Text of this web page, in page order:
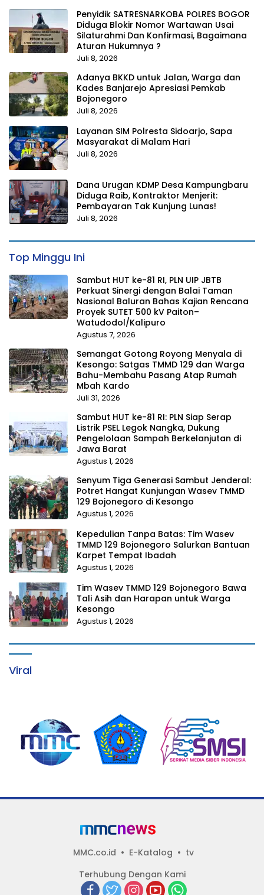
Penyidik SATRESNARKOBA POLRES BOGOR
Diduga Blokir Nomor Wartawan Usai
Silaturahmi Dan Konfirmasi, Bagaimana
Aturan Hukumnya ?
Juli 8, 2026
Adanya BKKD untuk Jalan, Warga dan
Kades Banjarejo Apresiasi Pemkab
Bojonegoro
Juli 8, 2026
Layanan SIM Polresta Sidoarjo, Sapa
Masyarakat di Malam Hari
Juli 8, 2026
Dana Urugan KDMP Desa Kampungbaru
Diduga Raib, Kontraktor Menjerit:
Pembayaran Tak Kunjung Lunas!
Juli 8, 2026
Top Minggu Ini
Sambut HUT ke-81 RI, PLN UIP JBTB
Perkuat Sinergi dengan Balai Taman
Nasional Baluran Bahas Kajian Rencana
Proyek SUTET 500 kV Paiton–
Watudodol/Kalipuro
Agustus 7, 2026
Semangat Gotong Royong Menyala di
Kesongo: Satgas TMMD 129 dan Warga
Bahu-Membahu Pasang Atap Rumah
Mbah Kardo
Juli 31, 2026
Sambut HUT ke-81 RI: PLN Siap Serap
Listrik PSEL Legok Nangka, Dukung
Pengelolaan Sampah Berkelanjutan di
Jawa Barat
Agustus 1, 2026
Senyum Tiga Generasi Sambut Jenderal:
Potret Hangat Kunjungan Wasev TMMD
129 Bojonegoro di Kesongo
Agustus 1, 2026
Kepedulian Tanpa Batas: Tim Wasev
TMMD 129 Bojonegoro Salurkan Bantuan
Karpet Tempat Ibadah
Agustus 1, 2026
Tim Wasev TMMD 129 Bojonegoro Bawa
Tali Asih dan Harapan untuk Warga
Kesongo
Agustus 1, 2026
Viral
MMC.co.id E-Katalog
tv
Terhubung Dengan Kami